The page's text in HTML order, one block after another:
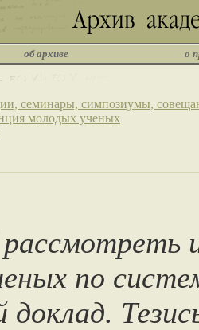
об архиве о
семинары, симпозиумы,
молодых ученых
рассмотреть
по
доклад.